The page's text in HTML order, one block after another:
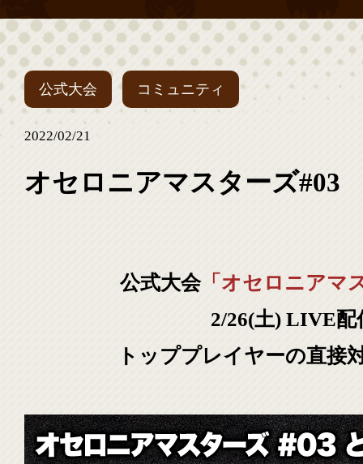
公式大会 コミュニティ
2022/02/21
オセロニアマスターズ#03
公式大会「オセロニアマ
2/26(土) LIVE配
トッププレイヤーの直接